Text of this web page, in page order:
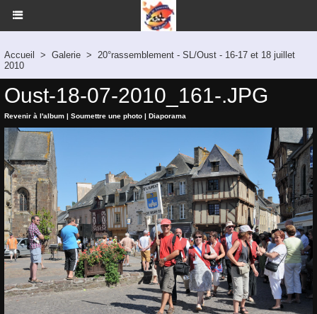
Accueil > Galerie > 20°rassemblement - SL/Oust - 16-17 et 18 juillet
2010
Oust-18-07-2010_161-.JPG
Revenir à l'album | Soumettre une photo | Diaporama